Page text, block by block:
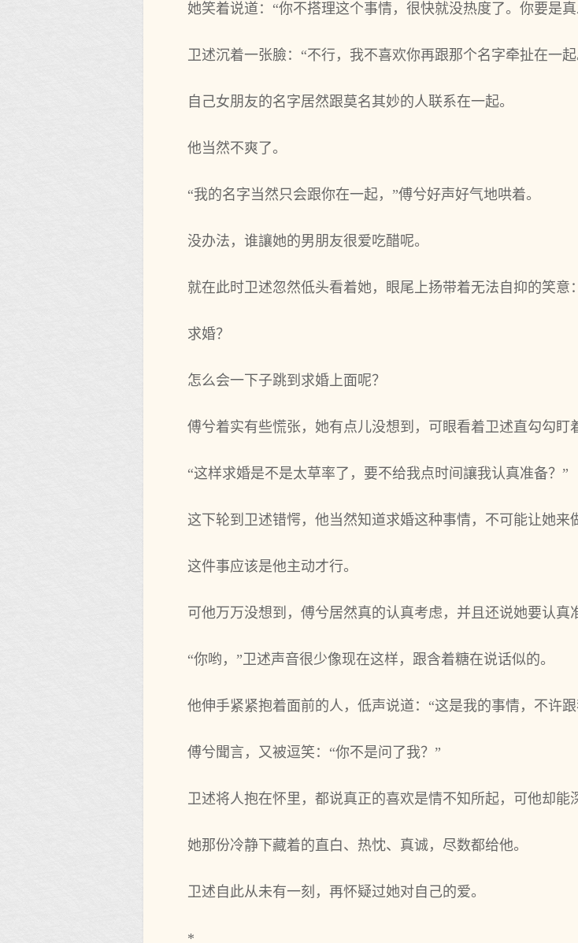
她笑着说道：“你不搭理这个事情，很快就没热度了。你要是
卫述沉着一张臉：“不行，我不喜欢你再跟那个名字牵扯在一起
自己女朋友的名字居然跟莫名其妙的人联系在一起。
他当然不爽了。
“我的名字当然只会跟你在一起，”傅兮好声好气地哄着。
没办法，谁讓她的男朋友很爱吃醋呢。
就在此时卫述忽然低头看着她，眼尾上扬带着无法自抑的笑意
求婚？
怎么会一下子跳到求婚上面呢？
傅兮着实有些慌张，她有点儿没想到，可眼看着卫述直勾勾盯
“这样求婚是不是太草率了，要不给我点时间讓我认真准备？”
这下轮到卫述错愕，他当然知道求婚这种事情，不可能让她来
这件事应该是他主动才行。
可他万万没想到，傅兮居然真的认真考虑，并且还说她要认真
“你哟，”卫述声音很少像现在这样，跟含着糖在说话似的。
他伸手紧紧抱着面前的人，低声说道：“这是我的事情，不许
傅兮聞言，又被逗笑：“你不是问了我？”
卫述将人抱在怀里，都说真正的喜欢是情不知所起，可他却能
她那份冷静下藏着的直白、热忱、真诚，尽数都给他。
卫述自此从未有一刻，再怀疑过她对自己的爱。
*